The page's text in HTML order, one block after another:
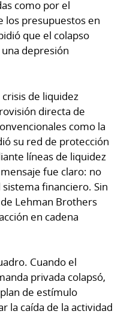
como por el
los presupuestos en
que el colapso
depresión
de liquidez
directa de
como la
su red de protección
líneas de liquidez
fue claro: no
financiero. Sin
Lehman Brothers
en cadena
Cuando el
privada colapsó,
de estímulo
la caída de la actividad